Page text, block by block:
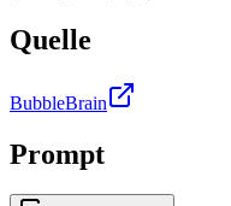
Quelle
BubbleBrain
Prompt